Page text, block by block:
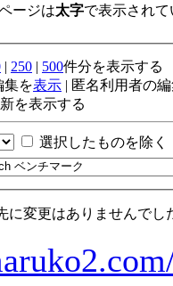
ージは太字で表示され
250 500件分を表示する
集を表示 | 匿名利用者の
を表示する
選択したものを除く
に変更はありませんでし